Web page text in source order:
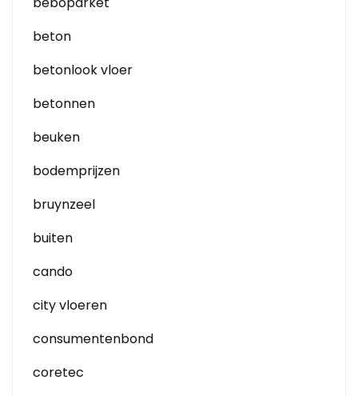
beton
betonlook vloer
betonnen
beuken
bodemprijzen
bruynzeel
buiten
cando
city vloeren
consumentenbond
coretec